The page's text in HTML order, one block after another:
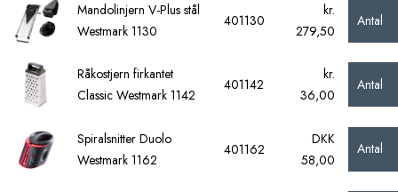
Mandolinjern V-Plus stål
Westmark 1130
401130
kr.
279,50
Antal
Råkostjern firkantet
Classic Westmark 1142
401142
kr.
36,00
Antal
Spiralsnitter Duolo
Westmark 1162
401162
DKK
58,00
Antal